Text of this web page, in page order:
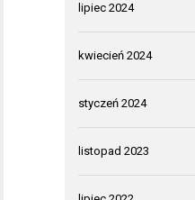
lipiec 2024
kwiecień 2024
styczeń 2024
listopad 2023